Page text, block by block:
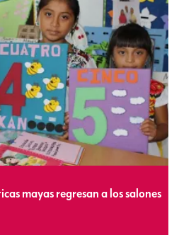
mayas regresan a los salones